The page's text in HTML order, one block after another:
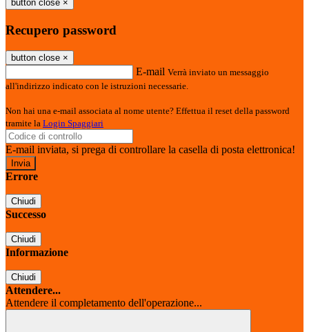
button close ×
Recupero password
button close ×
E-mail Verrà inviato un messaggio
all'indirizzo indicato con le istruzioni necessarie.
Non hai una e-mail associata al nome utente? Effettua il reset della password
tramite la Login Spaggiari
E-mail inviata, si prega di controllare la casella di posta elettronica!
Errore
Chiudi
Successo
Chiudi
Informazione
Chiudi
Attendere...
Attendere il completamento dell'operazione...